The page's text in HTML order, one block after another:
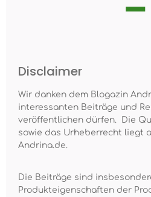
Disclaimer
Wir danken dem Blogazin
interessanten Beiträge und
veröffentlichen dürfen. Die
sowie das Urheberrecht liegt
Andrina.de.
Die Beiträge sind
Produkteigenschaften der